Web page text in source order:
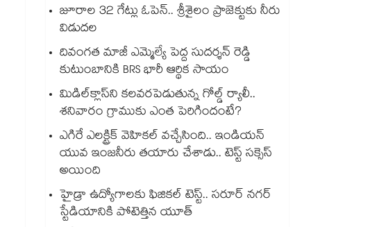
జూరాల 32 గేట్లు ఓపెన్.. శ్రీశైలం ప్రాజెక్టుకు నీరు
విడుదల
దివంగత మాజీ ఎమ్మెల్యే పెద్ద సుదర్శన్ రెడ్డి
కుటుంబానికి BRS భారీ ఆర్థిక సాయం
మిడిల్‌క్లాస్‌ని కలవరపెడుతున్న గోల్డ్ ర్యాలీ..
శనివారం గ్రాముకు ఎంత పెరిగిందంటే?
ఎగిరే ఎలక్ట్రిక్ వెహికల్ వచ్చేసింది.. ఇండియన్
యువ ఇంజనీరు తయారు చేశాడు.. టెస్ట్ సక్సెస్
అయింది
హైడ్రా ఉద్యోగాలకు ఫిజికల్ టెస్ట్.. సరూర్ నగర్
స్టేడియానికి పోటెత్తిన యూత్